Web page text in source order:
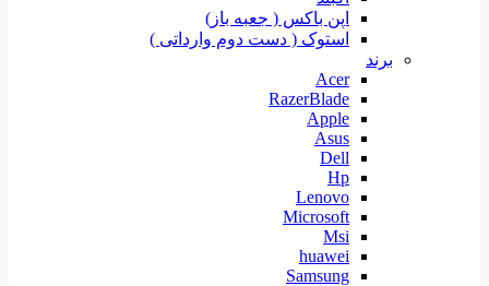
اپن باکس ( جعبه باز)
استوک ( دست دوم وارداتی )
برند
Acer
RazerBlade
Apple
Asus
Dell
Hp
Lenovo
Microsoft
Msi
huawei
Samsung